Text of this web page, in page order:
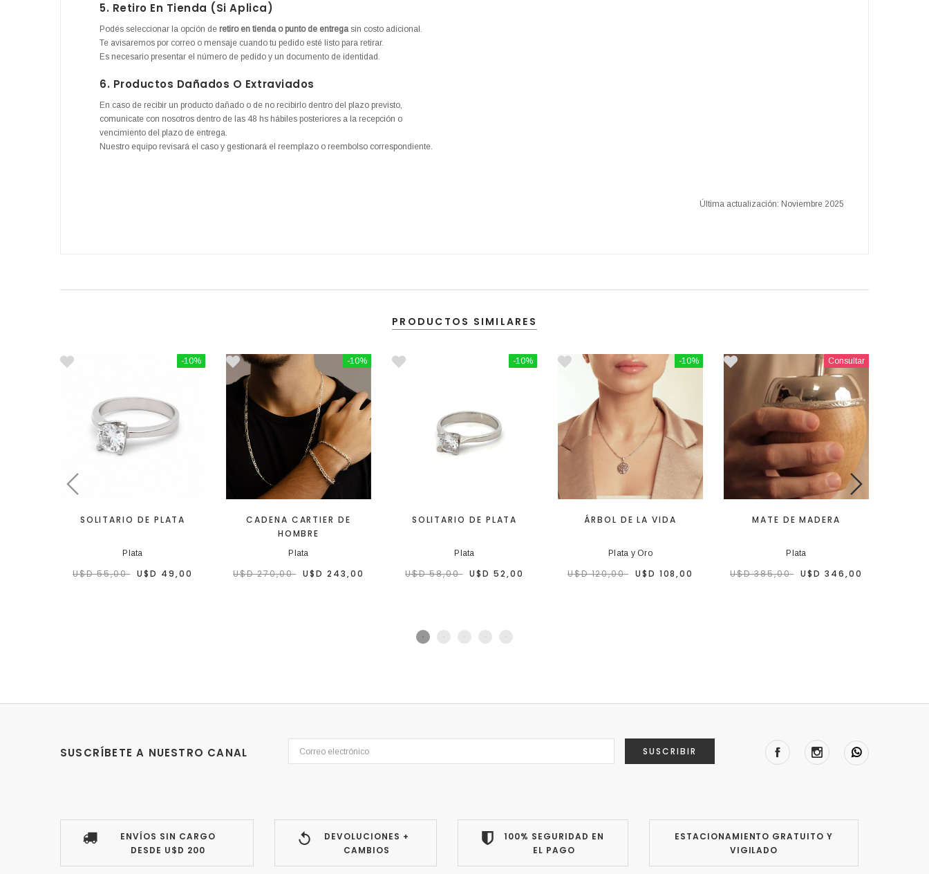
5. Retiro En Tienda (si Aplica)
Podés seleccionar la opción de retiro en tienda o punto de entregasin costo adicional.
Te avisaremos por correo o mensaje cuando tu pedido esté listo para retirar.
Es necesario presentar el número de pedido y un documento de identidad.
6. Productos Dañados O Extraviados
En caso de recibir un producto dañado o de no recibirlo dentro del plazo previsto,
comunicate con nosotros dentro de las 48 hs hábiles posteriores a la recepción o
vencimiento del plazo de entrega.
Nuestro equipo revisará el caso y gestionará el reemplazo o reembolso correspondiente.
Última actualización: Noviembre 2025
PRODUCTOS SIMILARES
-10%
SOLITARIO DE PLATA
Plata
U$D 55,00 U$D 49,00
-10%
CADENA CARTIER DE
HOMBRE
Plata
U$D 270,00 U$D 243,00
-10%
SOLITARIO DE PLATA
Plata
U$D 58,00 U$D 52,00
-10%
ÁRBOL DE LA VIDA
Plata y Oro
U$D 120,00 U$D 108,00
Consultar
MATE DE MADERA
Plata
U$D 385,00 U$D 346,00
SUSCRÍBETE A NUESTRO CANAL SUSCRIBIR
ENVÍOS SIN CARGO
DESDE U$D 200
DEVOLUCIONES +
CAMBIOS
100% SEGURIDAD EN
EL PAGO
ESTACIONAMIENTO GRATUITO Y
VIGILADO